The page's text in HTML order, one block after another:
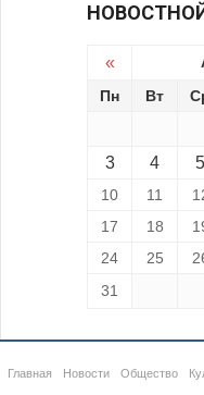
«
Пн Вт
3 4 5
10
11
17
18
24
25
31
Главная Новости Общество